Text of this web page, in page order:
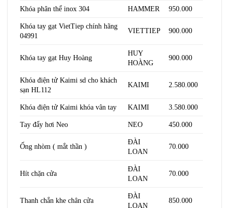
Khóa phân thể inox 304 HAMMER 950.000
Khóa tay gạt VietTiep chính hãng
04991
VIETTIEP 900.000
Khóa tay gạt Huy Hoàng
HUY
HOÀNG
900.000
Khóa điện tử Kaimi sd cho khách
sạn HL112
KAIMI 2.580.000
Khóa điện tử Kaimi khóa vân tay KAIMI 3.580.000
Tay đẩy hơi Neo NEO 450.000
Ống nhòm ( mắt thần )
ĐÀI
LOAN
70.000
Hít chặn cửa
ĐÀI
LOAN
70.000
Thanh chắn khe chân cửa
ĐÀI
LOAN
850.000